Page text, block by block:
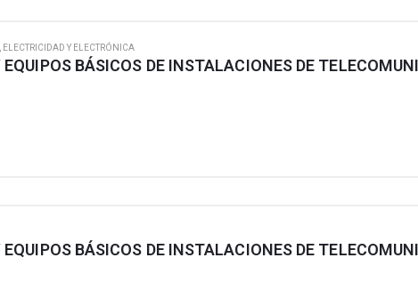
ELECTRICIDAD Y ELECTRÓNICA